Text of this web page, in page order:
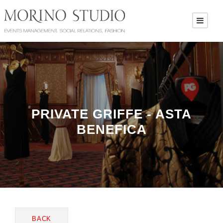
PRIVATE GRIFFE - ASTA
BENEFICA
BACK